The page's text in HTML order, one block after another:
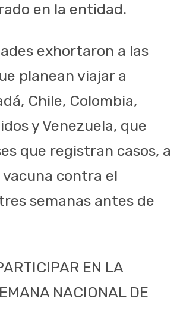
en la entidad.
exhortaron a las
planean viajar a
Chile, Colombia,
y Venezuela, que
que registran casos, a
vacuna contra el
semanas antes de
EN LA
NACIONAL DE